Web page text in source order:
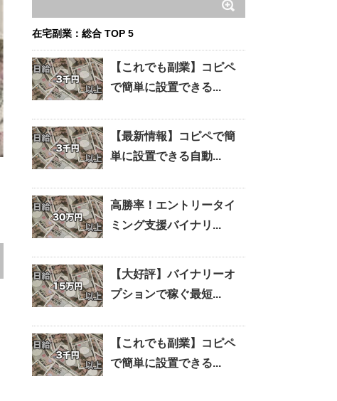
在宅副業：総合 TOP 5
【これでも副業】コピペ
で簡単に設置できる...
【最新情報】コピペで簡
単に設置できる自動...
高勝率！エントリータイ
ミング支援バイナリ...
【大好評】バイナリーオ
プションで稼ぐ最短...
【これでも副業】コピペ
で簡単に設置できる...